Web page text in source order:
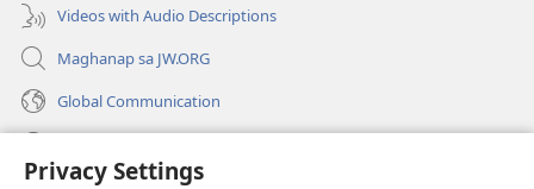
Privacy Settings
Videos with Audio Descriptions
Maghanap sa JW.ORG
Global Communication